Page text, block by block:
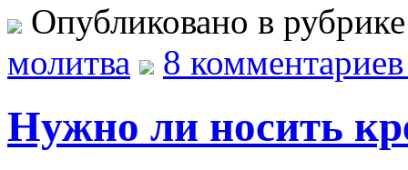
Опубликовано в
молитва
8
Нужно ли носить